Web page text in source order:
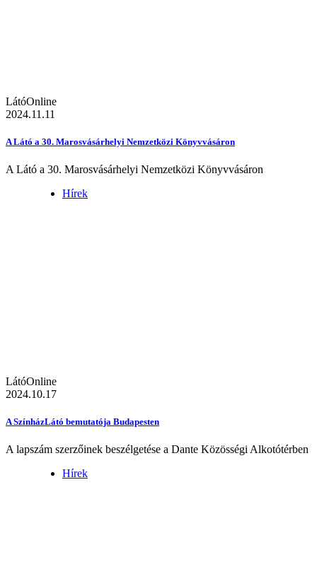
LátóOnline
2024.11.11
A Látó a 30. Marosvásárhelyi Nemzetközi Könyvvásáron
A Látó a 30. Marosvásárhelyi Nemzetközi Könyvvásáron
Hírek
LátóOnline
2024.10.17
A SzínházLátó bemutatója Budapesten
A lapszám szerzőinek beszélgetése a Dante Közösségi Alkotótérben
Hírek